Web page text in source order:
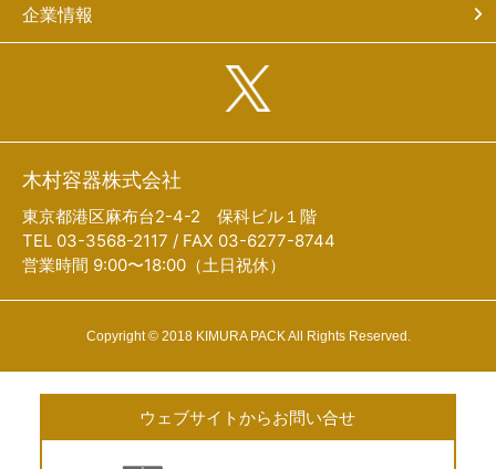
企業情報
木村容器株式会社
東京都港区麻布台2-4-2 保科ビル１階
TEL 03-3568-2117 / FAX 03-6277-8744
営業時間 9:00〜18:00（土日祝休）
Copyright © 2018 KIMURA PACK All Rights Reserved.
ウェブサイトからお問い合せ